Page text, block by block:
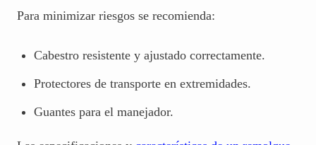
Para minimizar riesgos se recomienda:
Cabestro resistente y ajustado correctamente.
Protectores de transporte en extremidades.
Guantes para el manejador.